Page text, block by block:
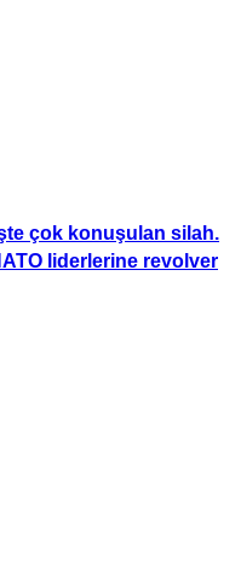
çok konuşulan silah.
liderlerine revolver